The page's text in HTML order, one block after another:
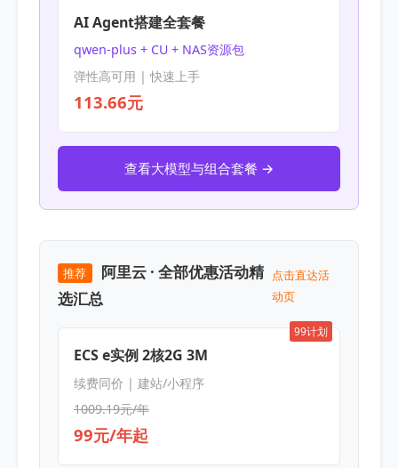
AI Agent搭建全套餐
qwen-plus + CU + NAS资源包
弹性高可用 | 快速上手
113.66元
查看大模型与组合套餐 →
推荐
阿里云 · 全部优惠活动精
选汇总
点击直达活
动页
99计划
ECS e实例 2核2G 3M
续费同价 | 建站/小程序
1009.19元/年
99元/年起